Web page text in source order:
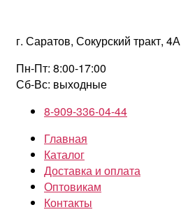
содержимому
г. Саратов, Сокурский тракт, 4А
Пн-Пт: 8:00-17:00
Сб-Вс: выходные
8-909-336-04-44
Главная
Каталог
Доставка и оплата
Оптовикам
Контакты